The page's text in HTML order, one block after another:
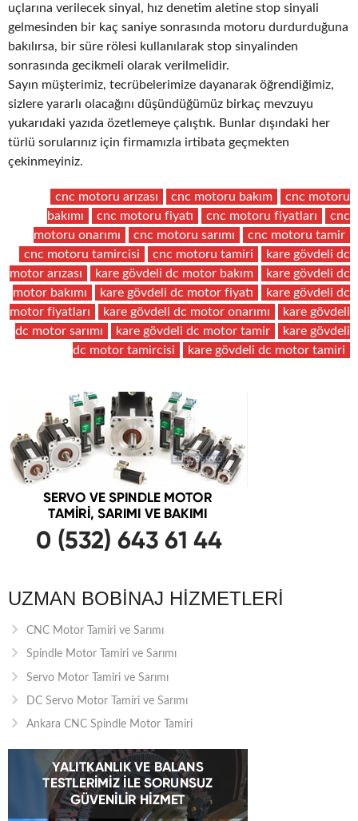
uçlarına verilecek sinyal, hız denetim aletine stop sinyali
gelmesinden bir kaç saniye sonrasında motoru durdurduğuna
bakılırsa, bir süre rölesi kullanılarak stop sinyalinden
sonrasında gecikmeli olarak verilmelidir.
Sayın müşterimiz, tecrübelerimize dayanarak öğrendiğimiz,
sizlere yararlı olacağını düşündüğümüz birkaç mevzuyu
yukarıdaki yazıda özetlemeye çalıştık. Bunlar dışındaki her
türlü sorularınız için firmamızla irtibata geçmekten
çekinmeyiniz.
cnc motoru arızası cnc motoru bakım
cnc motoru
bakımı
cnc motoru fiyatı cnc motoru fiyatları
cnc
motoru onarımı
cnc motoru sarımı
cnc motoru tamir
cnc motoru tamircisi
cnc motoru tamiri
kare gövdeli dc
motor arızası
kare gövdeli dc motor bakım
kare gövdeli dc
motor bakımı
kare gövdeli dc motor fiyatı
kare gövdeli dc
motor fiyatları
kare gövdeli dc motor onarımı
kare gövdeli
dc motor sarımı
kare gövdeli dc motor tamir
kare gövdeli
dc motor tamircisi
kare gövdeli dc motor tamiri
UZMAN BOBINAJ HIZMETLERI
CNC Motor Tamiri ve Sarımı
Spindle Motor Tamiri ve Sarımı
Servo Motor Tamiri ve Sarımı
DC Servo Motor Tamiri ve Sarımı
Ankara CNC Spindle Motor Tamiri